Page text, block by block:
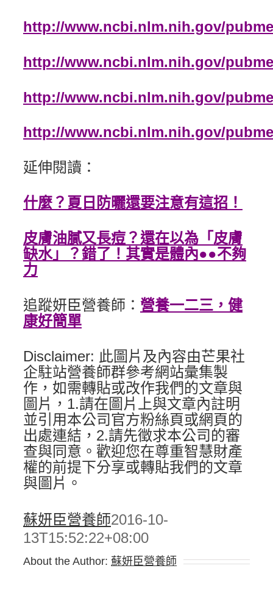
http://www.ncbi.nlm.nih.gov/
http://www.ncbi.nlm.nih.gov/
http://www.ncbi.nlm.nih.gov/
http://www.ncbi.nlm.nih.gov/
延伸閱讀：
什麼？夏日防曬還要注意有這招！
皮膚油膩又長痘？還在以為「皮膚
缺水」？錯了！其實是體內●●不夠
力
追蹤妍臣營養師： 營養一二三，健
康好簡單
Disclaimer: 此圖片及內容由芒果社
企駐站營養師群參考網站彙集製
作，如需轉貼或改作我們的文章與
圖片，1.請在圖片上與文章內註明
並引用本公司官方粉絲頁或網頁的
出處連結，2.請先徵求本公司的審
查與同意。歡迎您在尊重智慧財產
權的前提下分享或轉貼我們的文章
與圖片。
蘇妍臣營養師2016-10-
13T15:52:22+08:00
About the Author: 蘇妍臣營養師